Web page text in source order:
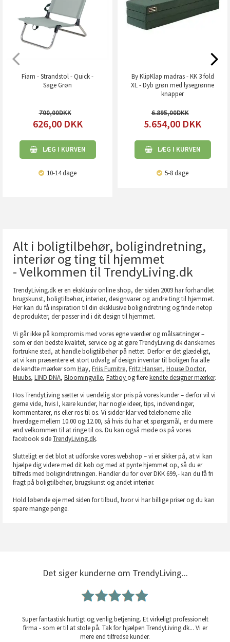
Fiam - Strandstol - Quick -
Sage Grøn
700,00
626,00 DKK
LÆG I KURVEN
10-14 dage
By KlipKlap madras - KK 3 fold
XL - Dyb grøn med lysegrønne
knapper
6.895,00
5.654,00 DKK
LÆG I KURVEN
5-8 dage
Alt i boligtilbehør, boligindretning,
interiør og ting til hjemmet
- Velkommen til TrendyLiving.dk
TrendyLiving.dk er en eksklusiv online shop, der siden 2009 har forhandlet
brugskunst, boligtilbehør, interiør, designvarer og andre ting til hjemmet.
Her kan du få inspiration til din eksklusive boligindretning og finde netop
de produkter, der passer ind i dit design til hjemmet.
Vi går ikke på kompromis med vores egne værdier og målsætninger –
som er den bedste kvalitet, service og at gøre TrendyLiving.dk danskernes
fortrukne sted, at handle boligtilbehør på nettet. Derfor er det glædeligt,
at vi kan præsentere et stort udvalg af design inventar til boligen fra alle
de kendte mærker som Hay, Friis Furnitre, Fritz Hansen, House Doctor,
Muubs, LIND DNA, Bloomingville, Fatboy og flerekendte designer mærker.
Hos TrendyLiving sætter vi uendelig stor pris på vores kunder – derfor vil vi
gerne vide, hvis I, kære kunder, har nogle ideer, tips, indvendinger,
kommentarer, ris eller ros til os. Vi sidder klar ved telefonerne alle
hverdage mellem 10.00 og 12.00, så hvis du har et spørgsmål, er du mere
end velkommen til at ringe til os. Du kan også møde os på vores
facebook sideTrendyLiving.dk.
Slutteligt er det blot at udforske vores webshop – vi er sikker på, at vi kan
hjælpe dig videre med dit køb og med at pynte hjemmet op, så du er
tilfreds med boligindretningen. Handler du for over DKK 699,- kan du få fri
fragt på boligtilbehør, brugskunst og andet interiør.
Hold løbende øje med siden for tilbud, hvor vi har billige priser og du kan
spare mange penge.
Det siger kunderne om TrendyLiving...
Super fantastisk hurtigt og venlig betjening. Et virkeligt professionelt
firma - som er til at stole på. Tak for hjælpen TrendyLiving.dk... Vi er
mere end tilfredse kunder.